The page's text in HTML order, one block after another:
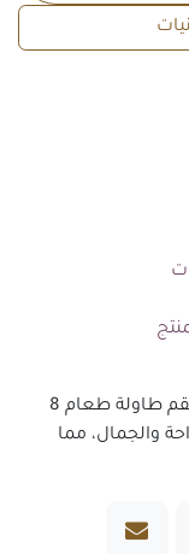
استمتع بتجربة تناول الطعام الفاخرة مع طقم طاولة طعام 8
والجمال، مما